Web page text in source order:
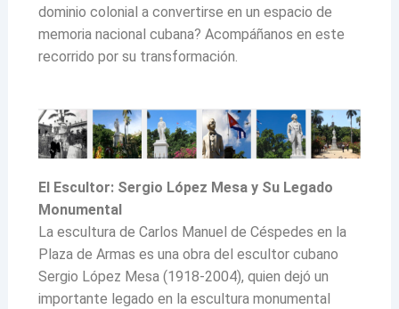
dominio colonial a convertirse en un espacio de
memoria nacional cubana? Acompáñanos en este
recorrido por su transformación.
El Escultor: Sergio López Mesa y Su Legado
Monumental
La escultura de Carlos Manuel de Céspedes en la
Plaza de Armas es una obra del escultor cubano
Sergio López Mesa (1918-2004), quien dejó un
importante legado en la escultura monumental